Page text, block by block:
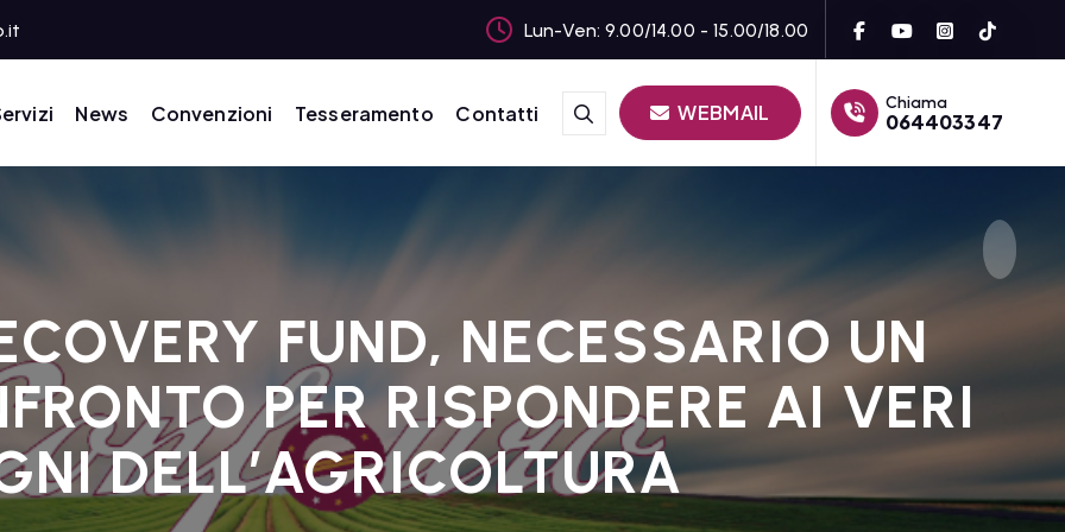
Lun-Ven: 9.00/14.00 - 15.00/18.00
News Convenzioni Tesseramento Contatti WEBMAIL Chiama
064403347
FUND, NECESSARIO UN
PER RISPONDERE AI VERI
DELL’AGRICOLTURA